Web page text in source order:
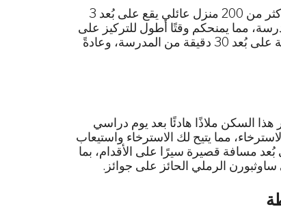
يُعدّ إيجاد سكن مناسب أمرًا بالغ الأهمية عند الدراسة في الخارج. نتعامل مع أكثر من 200 منزل عائلي يقع على بُعد 3
مما يمنحكم وقتًا أطول للتركيز على
دراستكم والاستمتاع بوقتكم في إنجلترا. نضمن لكم أن تكون العائلات المضيفة على بُعد 30 دقيقة من المدرسة، وعادةً
هذا السكن ملاذًا هادئًا بعد يوم دراسي
مما يتيح لك الاسترخاء واستيعاب
مسافة قصيرة سيرًا على الأقدام، بما
الرملي الحائز على جوائز.